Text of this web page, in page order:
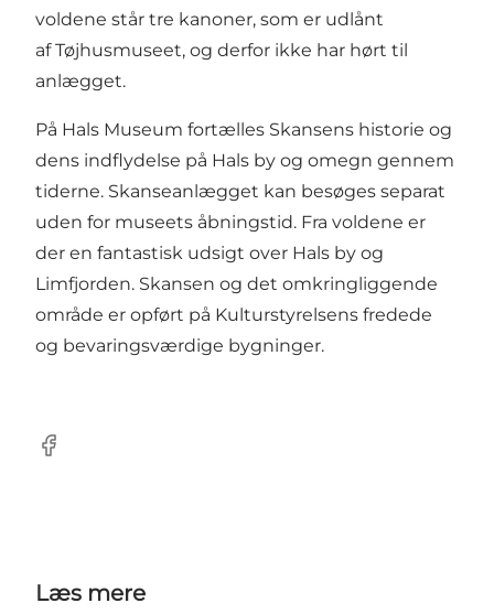
voldene står tre kanoner, som er udlånt
af Tøjhusmuseet, og derfor ikke har hørt til
anlægget.
På Hals Museum fortælles Skansens historie og
dens indflydelse på Hals by og omegn gennem
tiderne. Skanseanlægget kan besøges separat
uden for museets åbningstid. Fra voldene er
der en fantastisk udsigt over Hals by og
Limfjorden. Skansen og det omkringliggende
område er opført på Kulturstyrelsens fredede
og bevaringsværdige bygninger.
Facebook
Læs mere